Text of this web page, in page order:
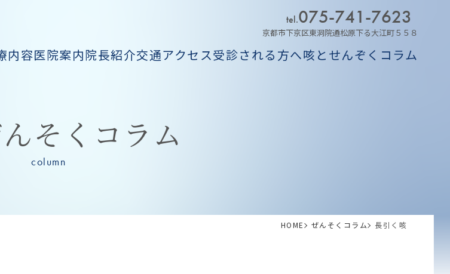
tel.075-741-7623
京都市下京区東洞院通松原下る大江町５５８
内容医院案内院長紹介交通アクセス受診される方へ咳とせんぞくコラム
そくコラム
column
HOME ぜんそくコラム 長引く咳